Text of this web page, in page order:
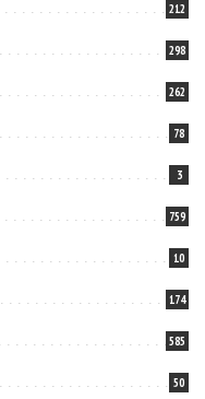
212
298
262
78
3
759
10
174
585
50